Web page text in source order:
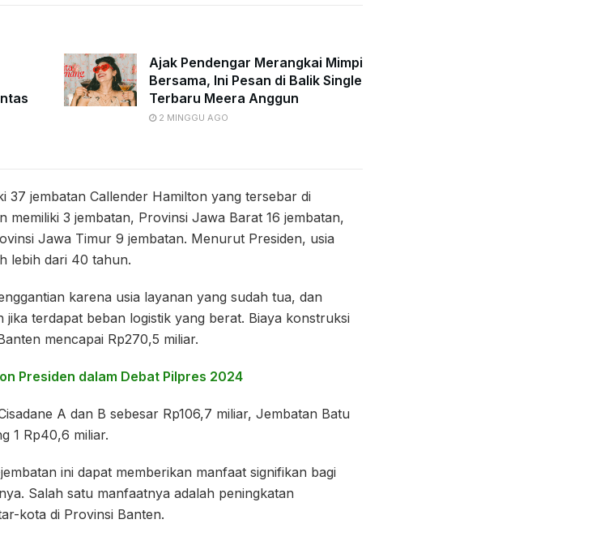
Ajak Pendengar Merangkai Mimpi
Bersama, Ini Pesan di Balik Single
Terbaru Meera Anggun
2 MINGGU AGO
37 jembatan Callender Hamilton yang tersebar di
3 jembatan, Provinsi Jawa Barat 16 jembatan,
Jawa Timur 9 jembatan. Menurut Presiden, usia
lebih dari 40 tahun.
karena usia layanan yang sudah tua, dan
terdapat beban logistik yang berat. Biaya konstruksi
mencapai Rp270,5 miliar.
Presiden dalam Debat Pilpres 2024
A dan B sebesar Rp106,7 miliar, Jembatan Batu
1 Rp40,6 miliar.
ini dapat memberikan manfaat signifikan bagi
Salah satu manfaatnya adalah peningkatan
kota di Provinsi Banten.